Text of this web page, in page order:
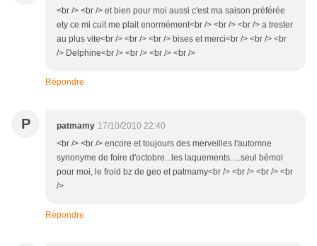
<br /> <br /> et bien pour moi aussi c'est ma saison préférée
ety ce mi cuit me plait enormément<br /> <br /> <br /> a trester
au plus vite<br /> <br /> <br /> bises et merci<br /> <br /> <br
/> Delphine<br /> <br /> <br /> <br />
Répondre
P patmamy 17/10/2010 22:40
<br /> <br /> encore et toujours des merveilles l'automne
synonyme de foire d'octobre...les laquements.....seul bémol
pour moi, le froid bz de geo et patmamy<br /> <br /> <br /> <br
/>
Répondre